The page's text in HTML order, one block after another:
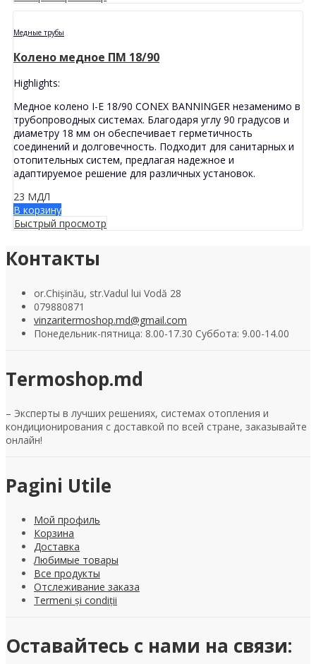
Медные трубы
Колено медное ПМ 18/90
Highlights:
Медное колено I-E 18/90 CONEX BANNINGER незаменимо в
трубопроводных системах. Благодаря углу 90 градусов и
диаметру 18 мм он обеспечивает герметичность
соединений и долговечность. Подходит для санитарных и
отопительных систем, предлагая надежное и
адаптируемое решение для различных установок.
23 МДЛ
В корзину
Быстрый просмотр
Контакты
or.Chișinău, str.Vadul lui Vodă 28
079880871
vinzaritermoshop.md@gmail.com
Понедельник-пятница: 8.00-17.30 Суббота: 9.00-14.00
Termoshop.md
– Эксперты в лучших решениях, системах отопления и
кондиционирования с доставкой по всей стране, заказывайте
онлайн!
Pagini Utile
Мой профиль
Корзина
Доставка
Любимые товары
Все продукты
Отслеживание заказа
Termeni și condiții
Оставайтесь с нами на связи: